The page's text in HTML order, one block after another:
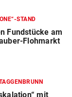
STAND
Fundstücke am
Flohmarkt
mit